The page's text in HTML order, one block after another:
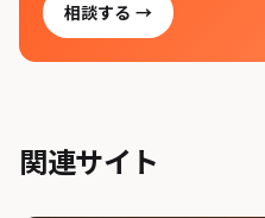
相談する →
関連サイト